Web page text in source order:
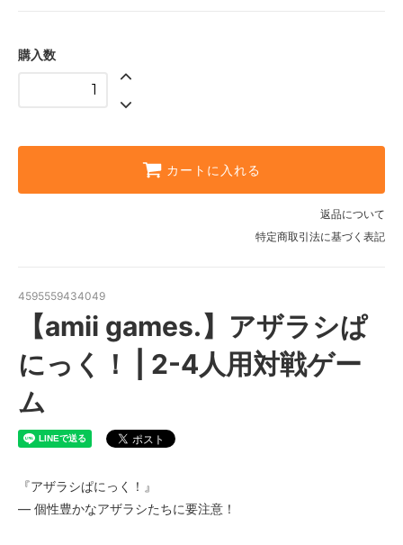
購入数
カートに入れる
返品について
特定商取引法に基づく表記
4595559434049
【amii games.】アザラシぱ
にっく！ | 2-4人用対戦ゲー
ム
『アザラシぱにっく！』
— 個性豊かなアザラシたちに要注意！